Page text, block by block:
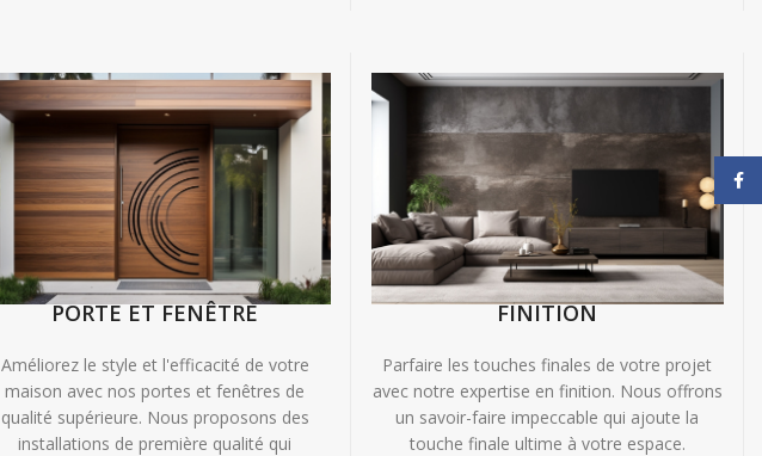
PORTE ET FENÊTRE
Améliorez le style et l'efficacité de votre
maison avec nos portes et fenêtres de
qualité supérieure. Nous proposons des
installations de première qualité qui
FINITION
Parfaire les touches finales de votre projet
avec notre expertise en finition. Nous offrons
un savoir-faire impeccable qui ajoute la
touche finale ultime à votre espace.